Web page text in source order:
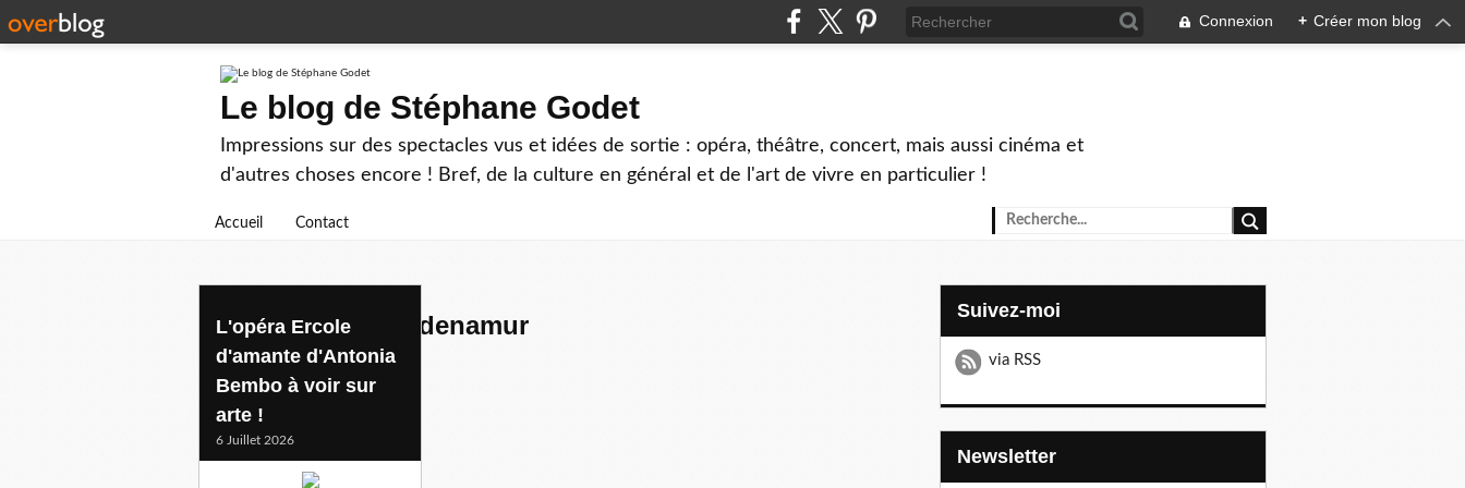
Connexion + Créer mon blog
Le blog de Stéphane Godet
Impressions sur des spectacles vus et idées de sortie : opéra, théâtre, concert, mais aussi cinéma et
d'autres choses encore ! Bref, de la culture en général et de l'art de vivre en particulier !
Accueil Contact
chœurdechambredenamur
L'opéra Ercole
d'amante d'Antonia
Bembo à voir sur
arte !
6 Juillet 2026
Suivez-moi
via RSS
Newsletter